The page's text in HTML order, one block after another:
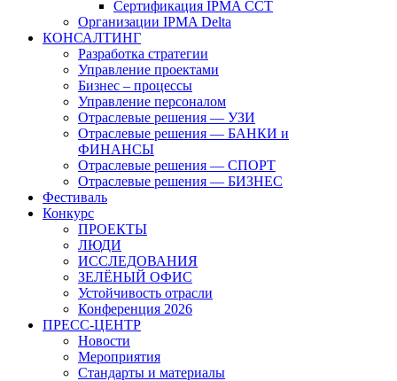
Сертификация IPMA CCT
Организации IPMA Delta
КОНСАЛТИНГ
Разработка стратегии
Управление проектами
Бизнес – процессы
Управление персоналом
Отраслевые решения — УЗИ
Отраслевые решения — БАНКИ и
ФИНАНСЫ
Отраслевые решения — СПОРТ
Отраслевые решения — БИЗНЕС
Фестиваль
Конкурс
ПРОЕКТЫ
ЛЮДИ
ИССЛЕДОВАНИЯ
ЗЕЛЁНЫЙ ОФИС
Устойчивость отрасли
Конференция 2026
ПРЕСС-ЦЕНТР
Новости
Мероприятия
Стандарты и материалы